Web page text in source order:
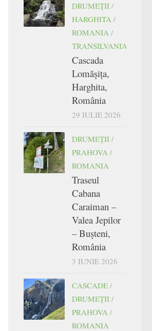
DRUMEŢII /
HARGHITA /
ROMANIA /
TRANSILVANIA
Cascada
Lomășița,
Harghita,
România
29 IULIE 2026
DRUMEŢII /
PRAHOVA /
ROMANIA
Traseul
Cabana
Caraiman –
Valea Jepilor
– Bușteni,
România
3 IUNIE 2026
CASCADE /
DRUMEŢII /
PRAHOVA /
ROMANIA